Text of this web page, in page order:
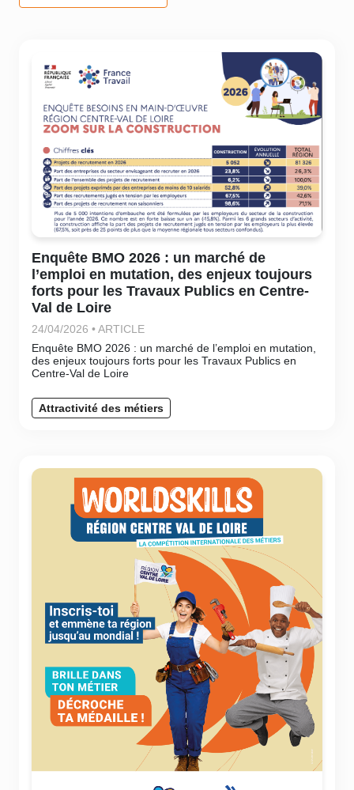
Enquête BMO 2026 : un marché de
l’emploi en mutation, des enjeux toujours
forts pour les Travaux Publics en Centre-
Val de Loire
24/04/2026 • ARTICLE
Enquête BMO 2026 : un marché de l’emploi en mutation,
des enjeux toujours forts pour les Travaux Publics en
Centre-Val de Loire
Attractivité des métiers